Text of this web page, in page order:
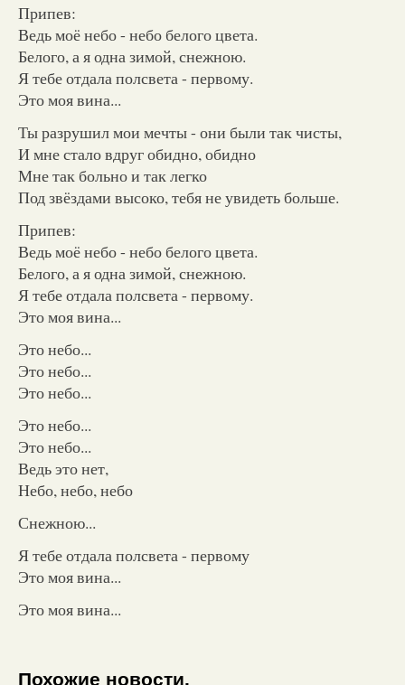
Припев:
Ведь моё небо - небо белого цвета.
Белого, а я одна зимой, снежною.
Я тебе отдала полсвета - первому.
Это моя вина...
Ты разрушил мои мечты - они были так чисты,
И мне стало вдруг обидно, обидно
Мне так больно и так легко
Под звёздами высоко, тебя не увидеть больше.
Припев:
Ведь моё небо - небо белого цвета.
Белого, а я одна зимой, снежною.
Я тебе отдала полсвета - первому.
Это моя вина...
Это небо...
Это небо...
Это небо...
Это небо...
Это небо...
Ведь это нет,
Небо, небо, небо
Снежною...
Я тебе отдала полсвета - первому
Это моя вина...
Это моя вина...
Похожие новости.